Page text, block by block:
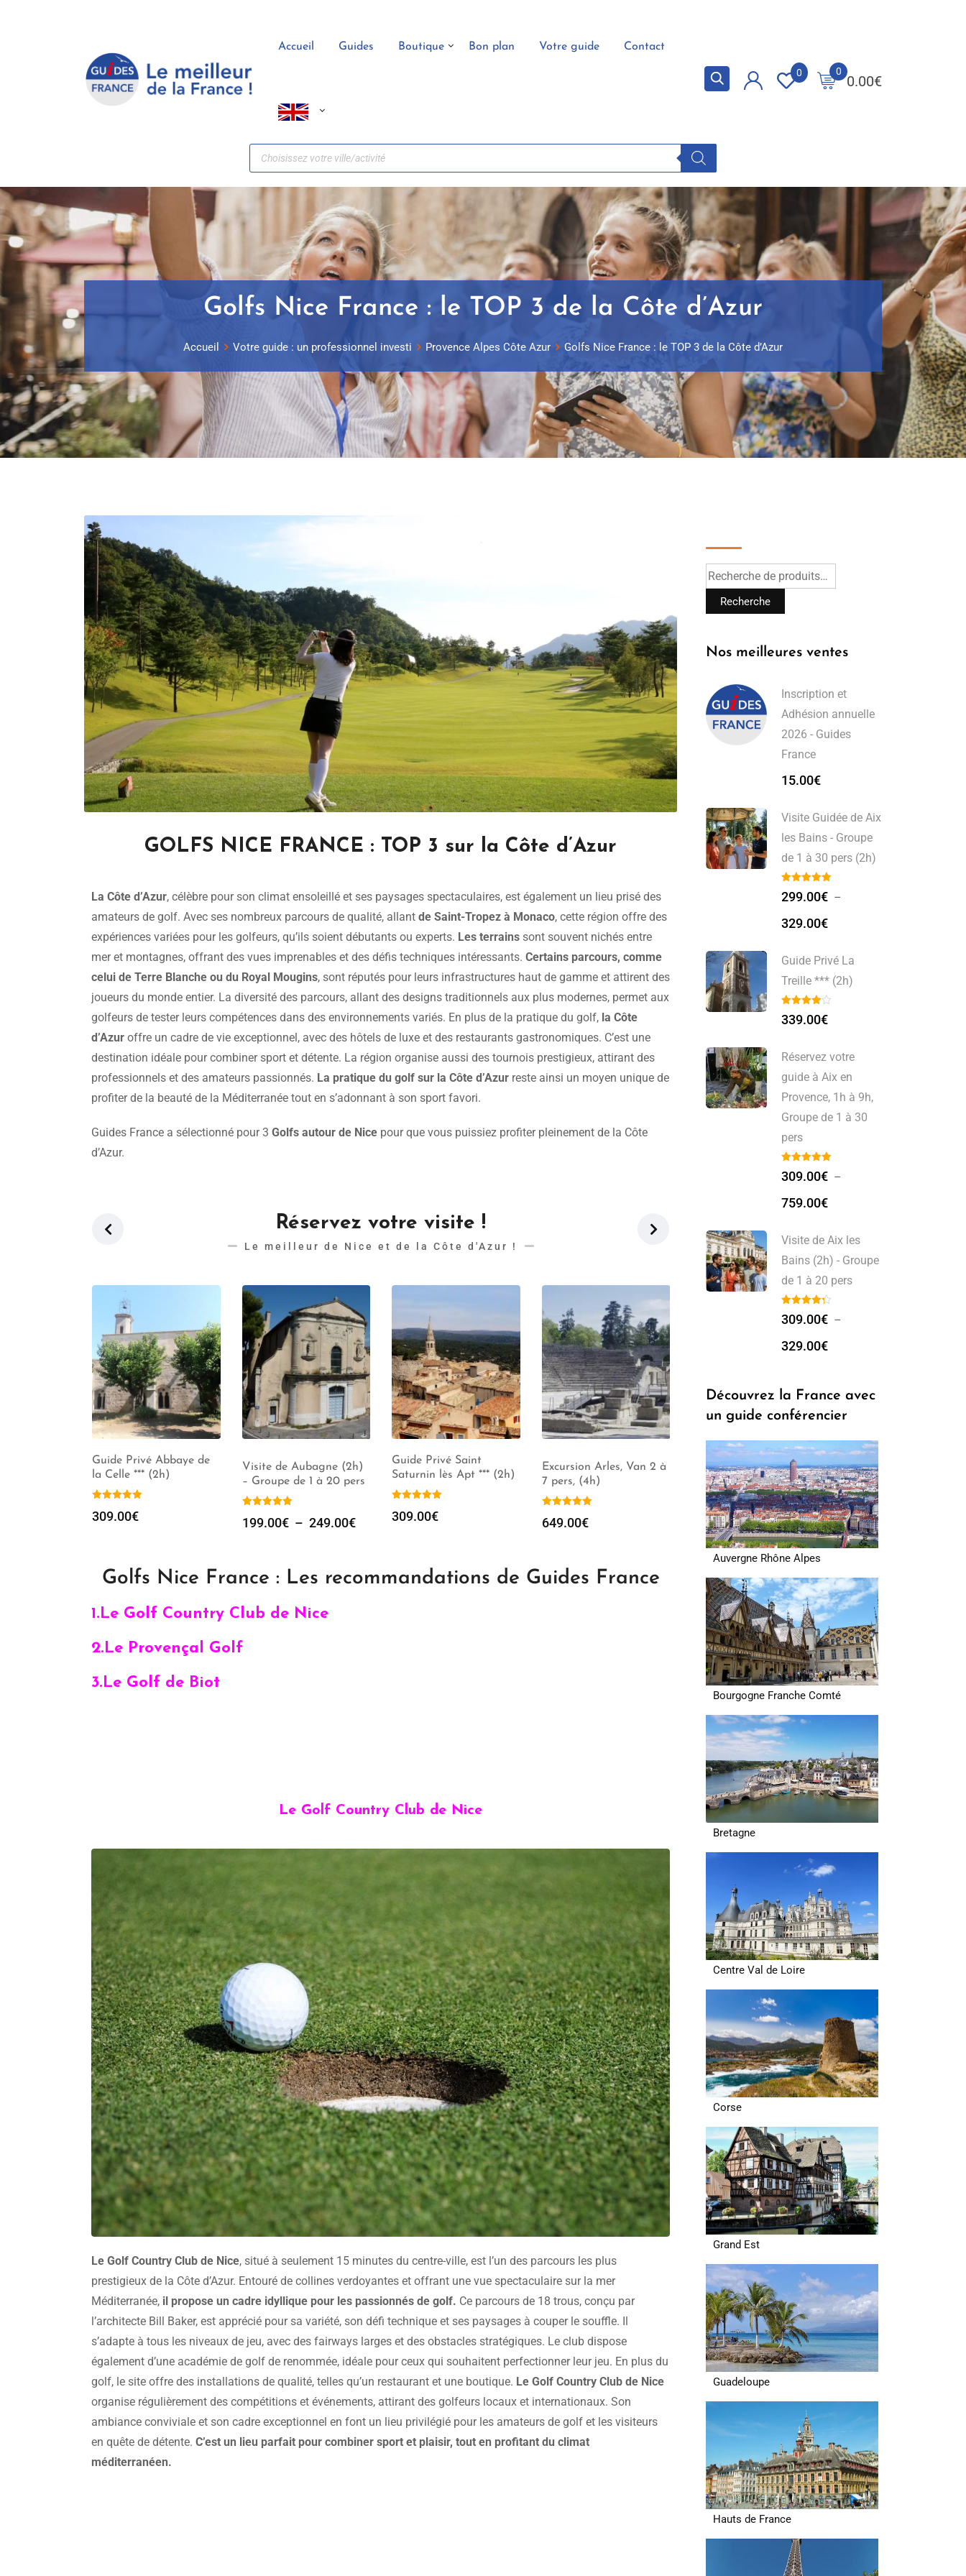
Accueil Guides Boutique Bon plan Votre guide Contact
0.00€
0
0
Golfs Nice France : le TOP 3 de la Côte d’Azur
Accueil Votre guide : un professionnel investi Provence Alpes Côte Azur Golfs Nice France : le TOP 3 de la Côte d’Azur
GOLFS NICE FRANCE : TOP 3 sur la Côte d’Azur
La Côte d’Azur, célèbre pour son climat ensoleillé et ses paysages spectaculaires, est également un lieu prisé des
amateurs de golf. Avec ses nombreux parcours de qualité, allant de Saint-Tropez à Monaco, cette région offre des
expériences variées pour les golfeurs, qu’ils soient débutants ou experts. Les terrains sont souvent nichés entre
mer et montagnes, offrant des vues imprenables et des défis techniques intéressants. Certains parcours, comme
celui de Terre Blanche ou du Royal Mougins, sont réputés pour leurs infrastructures haut de gamme et attirent des
joueurs du monde entier. La diversité des parcours, allant des designs traditionnels aux plus modernes, permet aux
golfeurs de tester leurs compétences dans des environnements variés. En plus de la pratique du golf, la Côte
d’Azur offre un cadre de vie exceptionnel, avec des hôtels de luxe et des restaurants gastronomiques. C’est une
destination idéale pour combiner sport et détente. La région organise aussi des tournois prestigieux, attirant des
professionnels et des amateurs passionnés. La pratique du golf sur la Côte d’Azur reste ainsi un moyen unique de
profiter de la beauté de la Méditerranée tout en s’adonnant à son sport favori.
Guides France a sélectionné pour 3 Golfs autour de Nice pour que vous puissiez profiter pleinement de la Côte
d’Azur.
Réservez votre visite !
Le meilleur de Nice et de la Côte d'Azur !
Guide Privé Abbaye de
la Celle *** (2h)
309.00€
Visite de Aubagne (2h)
– Groupe de 1 à 20 pers
199.00€ – 249.00€
Guide Privé Saint
Saturnin lès Apt *** (2h)
309.00€
Excursion Arles, Van 2 à
7 pers, (4h)
649.00€
Guide Privé Arles ***
(2h)
199.00€–399.00€
Visite Gourmande
Cannes (2h)
249.00
Golfs Nice France : Les recommandations de Guides France
1.Le Golf Country Club de Nice
2.Le Provençal Golf
3.Le Golf de Biot
Le Golf Country Club de Nice
Le Golf Country Club de Nice, situé à seulement 15 minutes du centre-ville, est l’un des parcours les plus
prestigieux de la Côte d’Azur. Entouré de collines verdoyantes et offrant une vue spectaculaire sur la mer
Méditerranée, il propose un cadre idyllique pour les passionnés de golf. Ce parcours de 18 trous, conçu par
l’architecte Bill Baker, est apprécié pour sa variété, son défi technique et ses paysages à couper le souffle. Il
s’adapte à tous les niveaux de jeu, avec des fairways larges et des obstacles stratégiques. Le club dispose
également d’une académie de golf de renommée, idéale pour ceux qui souhaitent perfectionner leur jeu. En plus du
golf, le site offre des installations de qualité, telles qu’un restaurant et une boutique. Le Golf Country Club de Nice
organise régulièrement des compétitions et événements, attirant des golfeurs locaux et internationaux. Son
ambiance conviviale et son cadre exceptionnel en font un lieu privilégié pour les amateurs de golf et les visiteurs
en quête de détente. C’est un lieu parfait pour combiner sport et plaisir, tout en profitant du climat
méditerranéen.
Recherche
Nos meilleures ventes
Inscription et
Adhésion annuelle
2026 - Guides
France
15.00€
Visite Guidée de Aix
les Bains - Groupe
de 1 à 30 pers (2h)
299.00€ –
329.00€
Guide Privé La
Treille *** (2h)
339.00€
Réservez votre
guide à Aix en
Provence, 1h à 9h,
Groupe de 1 à 30
pers
309.00€ –
759.00€
Visite de Aix les
Bains (2h) - Groupe
de 1 à 20 pers
309.00€ –
329.00€
Découvrez la France avec
un guide conférencier
Auvergne Rhône Alpes
Bourgogne Franche Comté
Bretagne
Centre Val de Loire
Corse
Grand Est
Guadeloupe
Hauts de France